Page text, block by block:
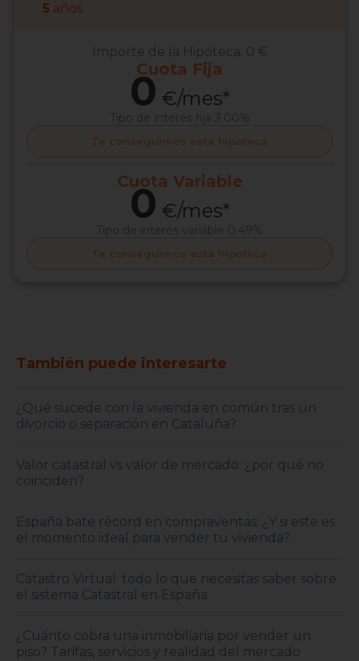
5 años
Importe de la Hipoteca: 0 €
Cuota Fija
0 €/mes*
Tipo de interés fija 3.00%
Te conseguimos esta hipoteca
Cuota Variable
0 €/mes*
Tipo de interés variable 0.49%
Te conseguimos esta hipoteca
También puede interesarte
¿Qué sucede con la vivienda en común tras un
divorcio o separación en Cataluña?
Valor catastral vs valor de mercado: ¿por qué no
coinciden?
España bate récord en compraventas: ¿Y si este es
el momento ideal para vender tu vivienda?
Catastro Virtual: todo lo que necesitas saber sobre
el sistema Catastral en España
¿Cuánto cobra una inmobiliaria por vender un
piso? Tarifas, servicios y realidad del mercado